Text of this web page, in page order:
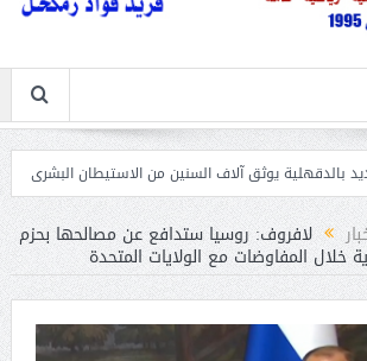
يوثق آلاف السنين من الاستيطان البشرى اتحاد الكرة يطلب
لافروف: روسيا ستدافع عن مصالحها بحزم
خلال المفاوضات مع الولايات المتحدة